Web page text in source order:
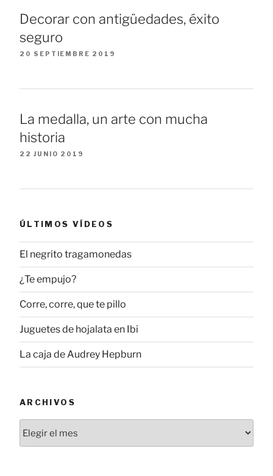
Decorar con antigüedades, éxito
seguro
20 SEPTIEMBRE 2019
La medalla, un arte con mucha
historia
22 JUNIO 2019
ÚLTIMOS VÍDEOS
El negrito tragamonedas
¿Te empujo?
Corre, corre, que te pillo
Juguetes de hojalata en Ibi
La caja de Audrey Hepburn
ARCHIVOS